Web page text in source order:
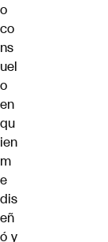
o
co
ns
uel
o
en
qu
ien
m
e
dis
eñ
ó y